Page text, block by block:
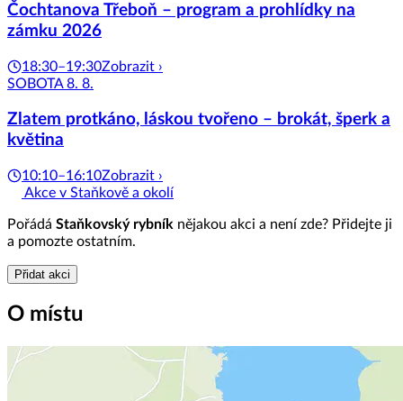
Čochtanova Třeboň – program a prohlídky na
zámku 2026
18:30–19:30Zobrazit ›
SOBOTA 8. 8.
Zlatem protkáno, láskou tvořeno – brokát, šperk a
květina
10:10–16:10Zobrazit ›
Akce v Staňkově a okolí
Pořádá Staňkovský rybník nějakou akci a není zde? Přidejte ji
a pomozte ostatním.
Přidat akci
O místu